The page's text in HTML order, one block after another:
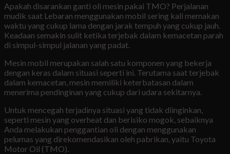
Apakah disarankan ganti oli mesin pakai TMO? Perjalanan
mudik saat Lebaran menggunakan mobil sering kali memakan
waktu yang cukup lama dengan jarak tempuh yang cukup jauh.
Keadaan semakin sulit ketika terjebak dalam kemacetan parah
di simpul-simpul jalanan yang padat.
Mesin mobil merupakan salah satu komponen yang bekerja
dengan keras dalam situasi seperti ini. Terutama saat terjebak
dalam kemacetan, mesin memiliki keterbatasan dalam
menerima pendinginan yang cukup dari udara sekitarnya.
Untuk mencegah terjadinya situasi yang tidak diinginkan,
seperti mesin yang overheat dan berisiko mogok, sebaiknya
Anda melakukan penggantian oli dengan menggunakan
pelumas yang direkomendasikan oleh pabrikan, yaitu Toyota
Motor Oil (TMO).